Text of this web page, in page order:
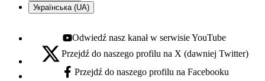
Українська (UA)
Youtube - otwiera się w nowej karcie
Odwiedź nasz kanał w serwisie YouTube
X - otwiera się w nowej karcie
Przejdź do naszego profilu na X (dawniej Twitter)
Facebook - otwiera się w nowej karcie
Przejdź do naszego profilu na Facebooku